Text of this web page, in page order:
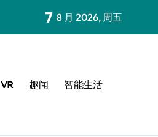
7 8 月 2026, 周五
VR 趣闻 智能生活